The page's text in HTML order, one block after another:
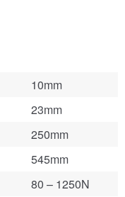
10mm
23mm
250mm
545mm
80 – 1250N